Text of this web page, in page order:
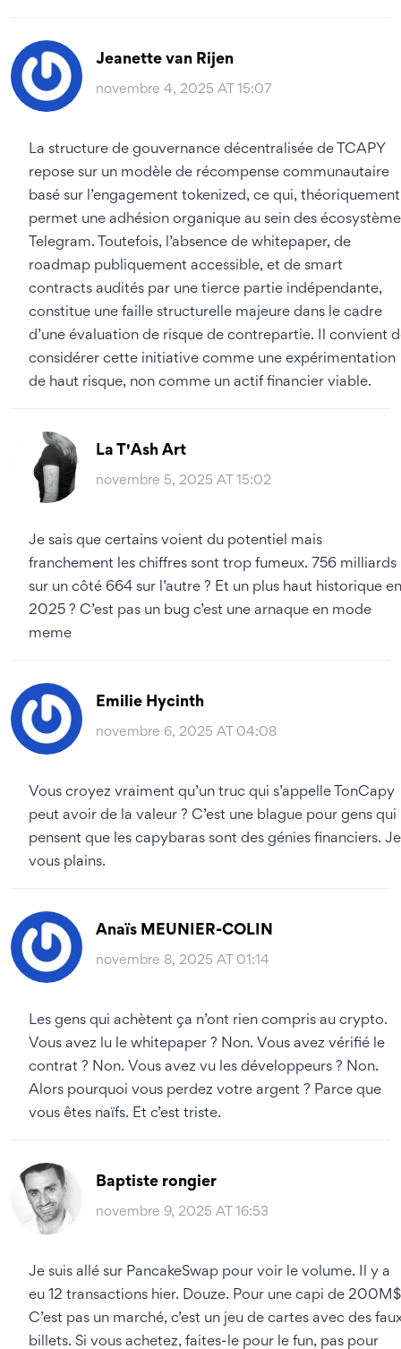
Jeanette van Rijen
novembre 4, 2025 AT 15:07
La structure de gouvernance décentralisée de TCAPY
repose sur un modèle de récompense communautaire
basé sur l’engagement tokenized, ce qui,
permet une adhésion organique au sein des
Telegram. Toutefois, l’absence de whitepaper, de
roadmap publiquement accessible, et de smart
contracts audités par une tierce partie indépendante,
constitue une faille structurelle majeure dans le cadre
d’une évaluation de risque de contrepartie. Il convient
considérer cette initiative comme une expérimentation
de haut risque, non comme un actif financier viable.
La T'Ash Art
novembre 5, 2025 AT 15:02
Je sais que certains voient du potentiel mais
franchement les chiffres sont trop fumeux. 756 milliards
sur un côté 664 sur l’autre ? Et un plus haut historique en
2025 ? C’est pas un bug c’est une arnaque en mode
meme
Emilie Hycinth
novembre 6, 2025 AT 04:08
Vous croyez vraiment qu’un truc qui s’appelle TonCapy
peut avoir de la valeur ? C’est une blague pour gens qui
pensent que les capybaras sont des génies financiers. Je
vous plains.
Anaïs MEUNIER-COLIN
novembre 8, 2025 AT 01:14
Les gens qui achètent ça n’ont rien compris au crypto.
Vous avez lu le whitepaper ? Non. Vous avez vérifié le
contrat ? Non. Vous avez vu les développeurs ? Non.
Alors pourquoi vous perdez votre argent ? Parce que
vous êtes naïfs. Et c’est triste.
Baptiste rongier
novembre 9, 2025 AT 16:53
Je suis allé sur PancakeSwap pour voir le volume. Il y a
eu 12 transactions hier. Douze. Pour une capi de
C’est pas un marché, c’est un jeu de cartes avec des
billets. Si vous achetez, faites-le pour le fun, pas pour